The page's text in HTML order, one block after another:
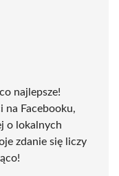
najlepsze!
na Facebooku,
o lokalnych
zdanie się liczy